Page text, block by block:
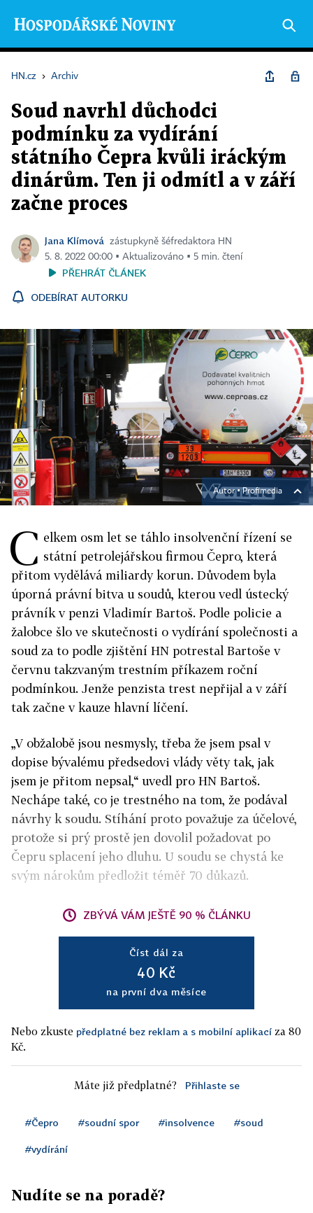
HN.cz › Archiv
Soud navrhl důchodci
podmínku za vydírání
státního Čepra kvůli iráckým
dinárům. Ten ji odmítl a v září
začne proces
Jana Klímová
zástupkyně šéfredaktora HN
5. 8. 2022 00:00 ▪ Aktualizováno ▪ 5 min. čtení
PŘEHRÁT ČLÁNEK
ODEBÍRAT AUTORKU
Autor ▪Profimedia
C elkem osm let se táhlo insolvenční řízení se
státní petrolejářskou firmou Čepro, která
přitom vydělává miliardy korun. Důvodem byla
úporná právní bitva u soudů, kterou vedl ústecký
právník v penzi Vladimír Bartoš. Podle policie a
žalobce šlo ve skutečnosti o vydírání společnosti a
soud za to podle zjištění HN potrestal Bartoše v
červnu takzvaným trestním příkazem roční
podmínkou. Jenže penzista trest nepřijal a v září
tak začne v kauze hlavní líčení.
„V obžalobě jsou nesmysly, třeba že jsem psal v
dopise bývalému předsedovi vlády věty tak, jak
jsem je přitom nepsal,“ uvedl pro HN Bartoš.
Nechápe také, co je trestného na tom, že podával
návrhy k soudu. Stíhání proto považuje za účelové,
protože si prý prostě jen dovolil požadovat po
Čepru splacení jeho dluhu. U soudu se chystá ke
svým nárokům předložit téměř 70 důkazů.
ZBÝVÁ VÁM JEŠTĚ 90 % ČLÁNKU
Číst dál za
40 Kč
na první dva měsíce
Nebo zkuste předplatné bez reklam a s mobilní aplikací za 80
Kč.
Máte již předplatné? Přihlaste se
#Čepro #soudní spor #insolvence #soud
#vydírání
Nudíte se na poradě?